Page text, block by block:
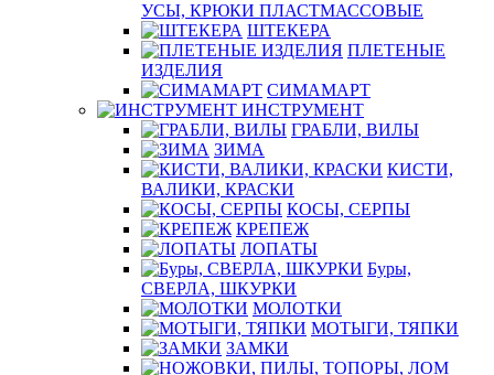
УСЫ, КРЮКИ ПЛАСТМАССОВЫЕ
ШТЕКЕРА
ПЛЕТЕНЫЕ
ИЗДЕЛИЯ
СИМАМАРТ
ИНСТРУМЕНТ
ГРАБЛИ, ВИЛЫ
ЗИМА
КИСТИ,
ВАЛИКИ, КРАСКИ
КОСЫ, СЕРПЫ
КРЕПЕЖ
ЛОПАТЫ
Буры,
СВЕРЛА, ШКУРКИ
МОЛОТКИ
МОТЫГИ, ТЯПКИ
ЗАМКИ